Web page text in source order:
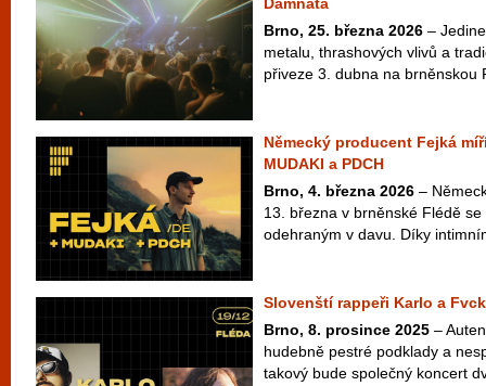
Brno, 25. března 2026 –
metalu, thrashových vlivů a
přiveze 3. dubna na brněnskou
Německý producent Fejká
MUDAKI a PDCH
Brno, 4. března 2026 –
13. března v brněnské Flédě
odehraným v davu. Díky
Slovenští rappeři Karlo a
Brno, 8. prosince 2025 –
hudebně pestré podklady a
takový bude společný koncert